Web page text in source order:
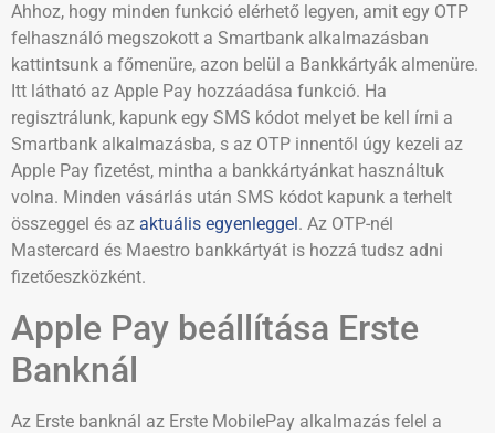
Ahhoz, hogy minden funkció elérhető legyen, amit egy OTP
felhasználó megszokott a Smartbank alkalmazásban
kattintsunk a főmenüre, azon belül a Bankkártyák almenüre.
Itt látható az Apple Pay hozzáadása funkció. Ha
regisztrálunk, kapunk egy SMS kódot melyet be kell írni a
Smartbank alkalmazásba, s az OTP innentől úgy kezeli az
Apple Pay fizetést, mintha a bankkártyánkat használtuk
volna. Minden vásárlás után SMS kódot kapunk a terhelt
összeggel és az aktuális egyenleggel . Az OTP-nél
Mastercard és Maestro bankkártyát is hozzá tudsz adni
fizetőeszközként.
Apple Pay beállítása Erste
Banknál
Az Erste banknál az Erste MobilePay alkalmazás felel a